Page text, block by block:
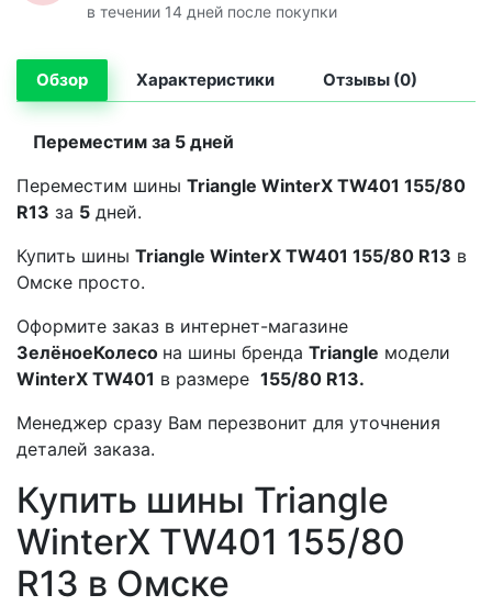
в течении 14 дней после покупки
Обзор Характеристики Отзывы (0)
Переместим за 5 дней
Переместим шины Triangle WinterX TW401 155/80
R13 за 5 дней.
Купить шины Triangle WinterX TW401 155/80 R13 в
Омске просто.
Оформите заказ в интернет-магазине
ЗелёноеКолесо на шины бренда Triangle модели
WinterX TW401 в размере 155/80 R13.
Менеджер сразу Вам перезвонит для уточнения
деталей заказа.
Купить шины Triangle
WinterX TW401 155/80
R13 в Омске